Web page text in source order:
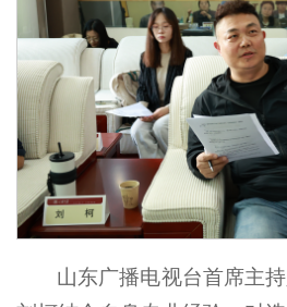
山东广播电视台首席主